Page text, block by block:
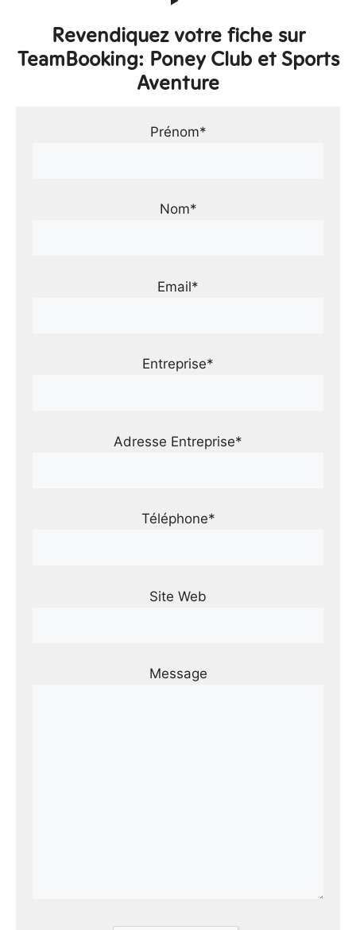
Revendiquez votre fiche sur
TeamBooking: Poney Club et Sports
Aventure
Prénom*
Nom*
Email*
Entreprise*
Adresse Entreprise*
Téléphone*
Site Web
Message